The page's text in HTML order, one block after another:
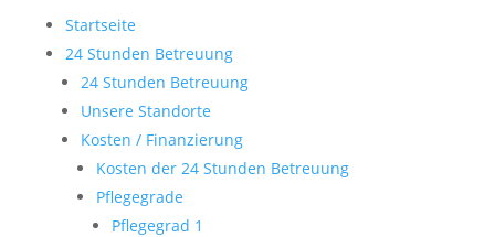
Startseite
24 Stunden Betreuung
24 Stunden Betreuung
Unsere Standorte
Kosten / Finanzierung
Kosten der 24 Stunden Betreuung
Pflegegrade
Pflegegrad 1